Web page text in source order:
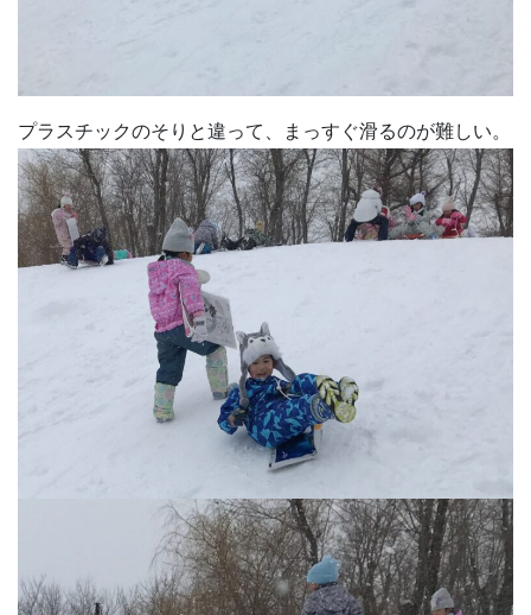
プラスチックのそりと違って、まっすぐ滑るのが難しい。